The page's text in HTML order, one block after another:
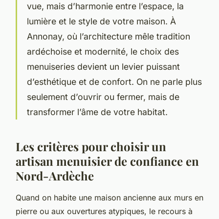
vue, mais d’harmonie entre l’espace, la
lumière et le style de votre maison. À
Annonay, où l’architecture mêle tradition
ardéchoise et modernité, le choix des
menuiseries devient un levier puissant
d’esthétique et de confort. On ne parle plus
seulement d’ouvrir ou fermer, mais de
transformer l’âme de votre habitat.
Les critères pour choisir un
artisan menuisier de confiance en
Nord-Ardèche
Quand on habite une maison ancienne aux murs en
pierre ou aux ouvertures atypiques, le recours à